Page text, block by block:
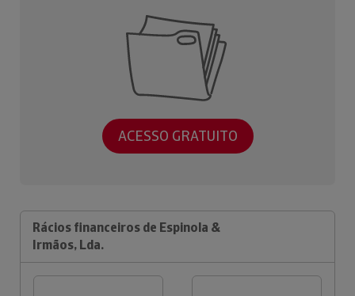
ACESSO GRATUITO
Rácios financeiros de Espinola &
Irmãos, Lda.